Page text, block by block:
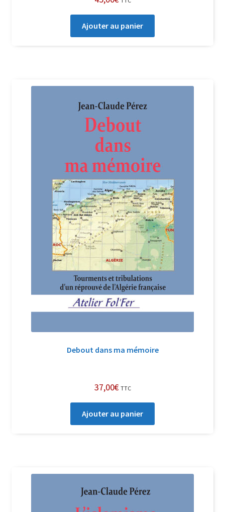
Ajouter au panier
Debout dans ma mémoire
37,00€ TTC
Ajouter au panier